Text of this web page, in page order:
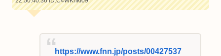
https://www.fnn.jp/posts/00427537